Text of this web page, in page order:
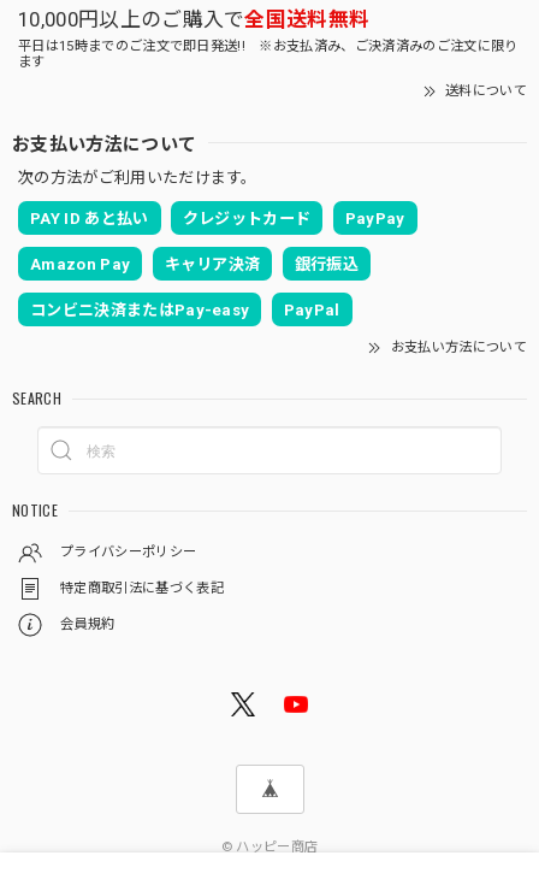
10,000円以上のご購入で全国送料無料
平日は15時までのご注文で即日発送!! ※お支払済み、ご決済済みのご注文に限り
ます
送料について
お支払い方法について
次の方法がご利用いただけます。
PAY ID あと払い クレジットカード PayPay
Amazon Pay キャリア決済 銀行振込
コンビニ決済またはPay-easy PayPal
お支払い方法について
SEARCH
NOTICE
プライバシーポリシー
特定商取引法に基づく表記
会員規約
© ハッピー商店